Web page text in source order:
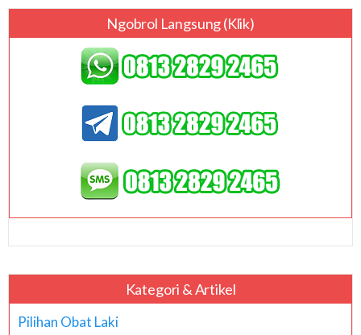
Ngobrol Langsung (klik)
Kategori & Artikel
Pilihan Obat Laki